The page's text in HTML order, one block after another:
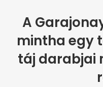
A
mintha egy
táj darabjai